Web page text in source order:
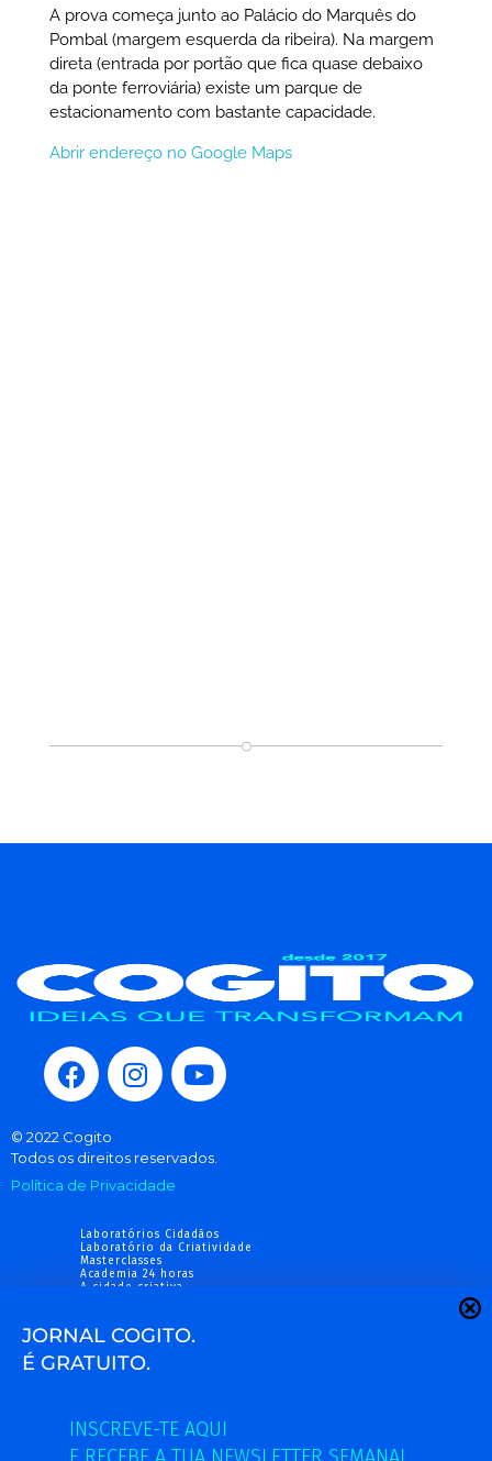
A prova começa junto ao Palácio do Marquês do
Pombal (margem esquerda da ribeira). Na margem
direta (entrada por portão que fica quase debaixo
da ponte ferroviária) existe um parque de
estacionamento com bastante capacidade.
Abrir endereço no Google Maps
JORNAL COGITO.
É GRATUITO.
INSCREVE-TE AQUI
© 2022 Cogito
Todos os direitos reservados.
Política de Privacidade
Laboratórios Cidadãos
Laboratório da Criatividade
Masterclasses
Academia 24 horas
A cidade criativa
www.cogito.pt
newsletter semanal. »